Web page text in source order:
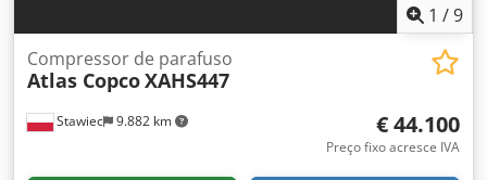
1 /9
Stawiec 9.882 km
Compressor de parafuso
Atlas CopcoXAHS447
€ 44.100
Preço fixo acresce IVA